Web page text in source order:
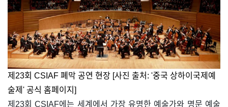
제23회 CSIAF 폐막 공연 현장 [사진 출처: '중국 상하이국제예
술제' 공식 홈페이지]
제23회 CSIAF에는 세계에서 가장 유명한 예술가와 명문 예술